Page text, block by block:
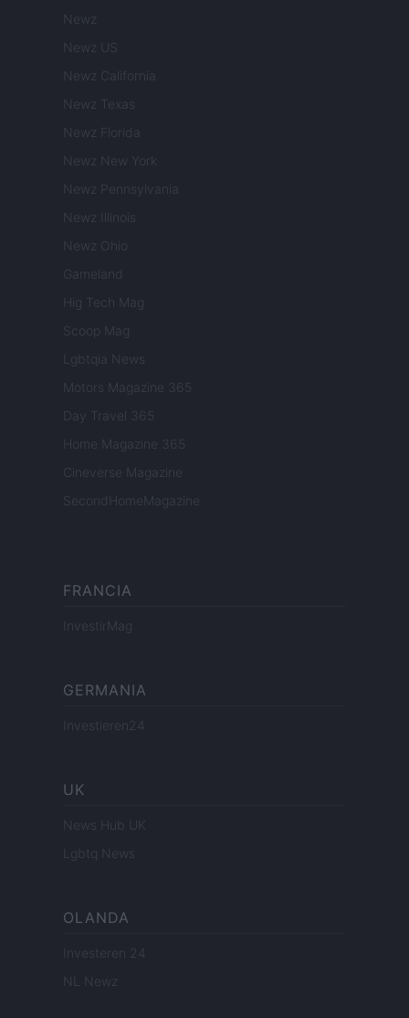
Newz
Newz US
Newz California
Newz Texas
Newz Florida
Newz New York
Newz Pennsylvania
Newz Illinois
Newz Ohio
Gameland
Hig Tech Mag
Scoop Mag
Lgbtqia News
Motors Magazine 365
Day Travel 365
Home Magazine 365
Cineverse Magazine
SecondHomeMagazine
FRANCIA
InvestirMag
GERMANIA
Investieren24
UK
News Hub UK
Lgbtq News
OLANDA
Investeren 24
NL Newz